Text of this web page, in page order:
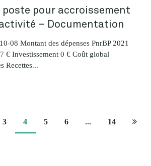
poste pour accroissement
– Documentation
08 Montant des dépenses PnrBP 2021
€ Investissement 0 € Coût global
Recettes...
3 4 5 6 ... 14
Page